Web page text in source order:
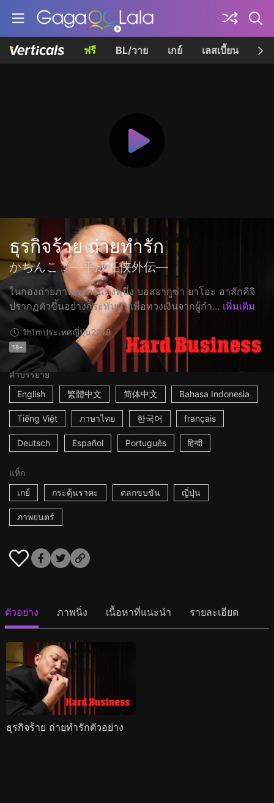
ฟรี BL/วาย เกย์ เลสเบี้ยน เค
ธุรกิจร้าย ถ่ายทำรัก
かちんこ！―平成任侠外伝―
ในกองถ่ายภาพยนตร์แห่งหนึ่ง บอสยากูซ่า ยาโอะ อาสักคิจิ
ปรากฏตัวขึ้นอย่างกระทันหันเพื่อทวงเงินจากผู้กำ... เพิ่มเติม
1h1mประเทศญี่ปุ่น2018
18+
คำบรรยาย
English
繁體中文 简体中文 Bahasa Indonesia
Tiếng Việt ภาษาไทย 한국어 français
Deutsch Español Português हिन्दी
แท็ก
เกย์
กระตุ้นราคะ ตลกขบขัน ญี่ปุ่น
ภาพยนตร์
ตัวอย่าง ภาพนิ่ง เนื้อหาที่แนะนำ รายละเอียด
ธุรกิจร้าย ถ่ายทำรักตัวอย่าง